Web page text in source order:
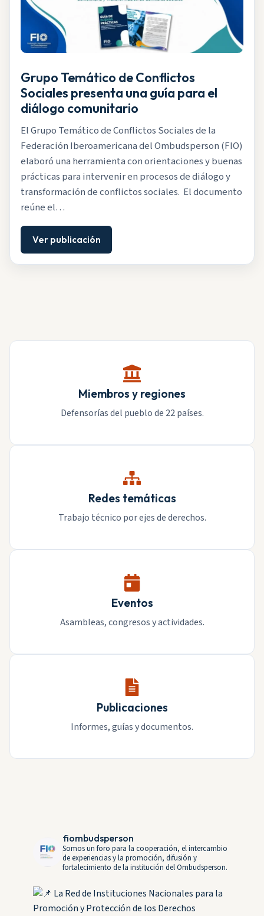
Grupo Temático de Conflictos
Sociales presenta una guía para el
diálogo comunitario
El Grupo Temático de Conflictos Sociales de la
Federación Iberoamericana del Ombudsperson (FIO)
elaboró una herramienta con orientaciones y buenas
prácticas para intervenir en procesos de diálogo y
transformación de conflictos sociales. El documento
reúne el…
Ver publicación
Miembros y regiones
Defensorías del pueblo de 22 países.
Redes temáticas
Trabajo técnico por ejes de derechos.
Eventos
Asambleas, congresos y actividades.
Publicaciones
Informes, guías y documentos.
fiombudsperson
Somos un foro para la cooperación, el intercambio
de experiencias y la promoción, difusión y
fortalecimiento de la institución del Ombudsperson.